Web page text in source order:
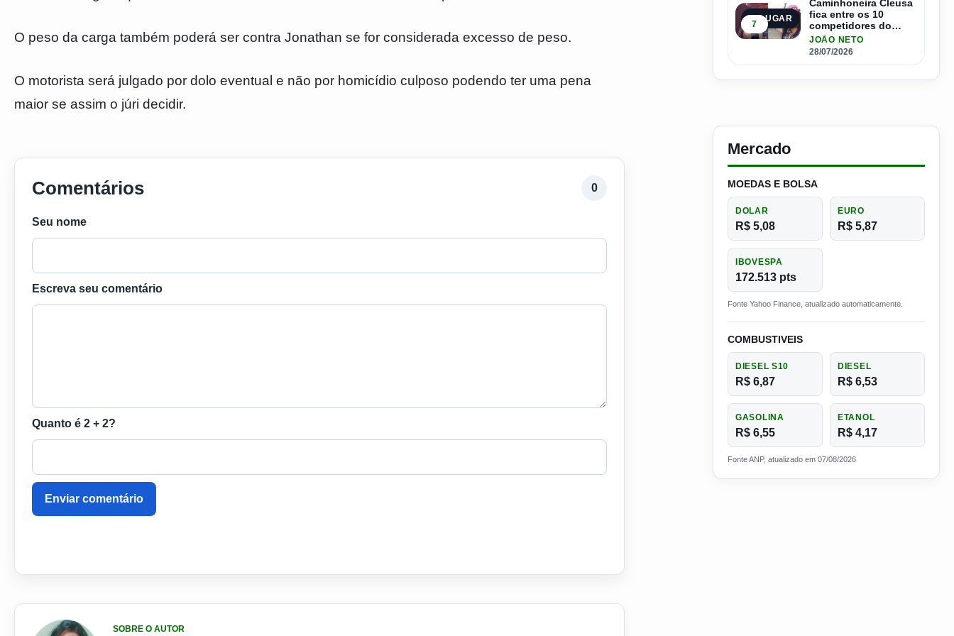
O peso da carga também poderá ser contra Jonathan se for considerada excesso de peso.
O motorista será julgado por dolo eventual e não por homicídio culposo podendo ter uma pena
maior se assim o júri decidir.
Comentários 0
Seu nome
Escreva seu comentário
Quanto é 2 + 2?
Enviar comentário
SOBRE O AUTOR
5º LUGAR
7
Caminhoneira Cleusa
fica entre os 10
competidores do
Master Driver Brasil
JOÃO NETO
28/07/2026
Mercado
MOEDAS E BOLSA
DOLAR
R$ 5,08
EURO
R$ 5,87
IBOVESPA
172.513 pts
Fonte Yahoo Finance, atualizado automaticamente.
COMBUSTIVEIS
DIESEL S10
R$ 6,87
DIESEL
R$ 6,53
GASOLINA
R$ 6,55
ETANOL
R$ 4,17
Fonte ANP, atualizado em 07/08/2026